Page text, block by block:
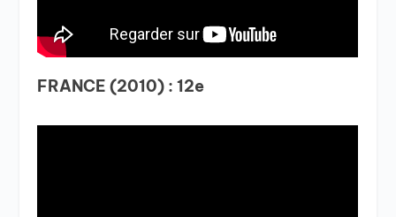
FRANCE (2010) : 12e